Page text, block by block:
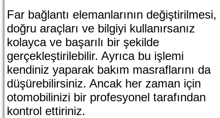
Far bağlantı elemanlarının değiştirilmesi,
doğru araçları ve bilgiyi kullanırsanız
kolayca ve başarılı bir şekilde
gerçekleştirilebilir. Ayrıca bu işlemi
kendiniz yaparak bakım masraflarını da
düşürebilirsiniz. Ancak her zaman için
otomobilinizi bir profesyonel tarafından
kontrol ettiriniz.